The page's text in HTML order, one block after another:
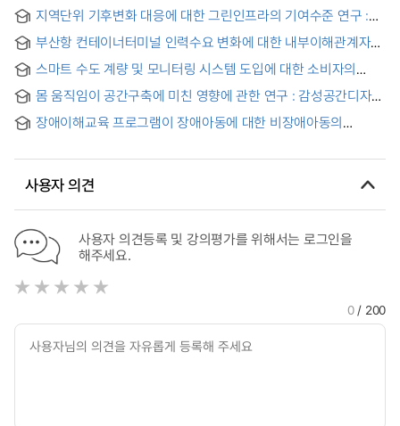
지역단위 기후변화 대응에 대한 그린인프라의 기여수준 연구 :
환경부 스마트그린도시 공모사업을 중심으로 = A Study on the
Contribution Level of Green Infrastructure to Climate
Change Response at Regional Level: Focusing on the
Ministry of Environment’s Smart Green City Project
부산항 컨테이너터미널 인력수요 변화에 대한 내부이해관계자
인식 연구 = A Study on the Recognition of Internal
Stakeholders for the Change of Manpower Demand in
Container Terminal of Busan Port
스마트 수도 계량 및 모니터링 시스템 도입에 대한 소비자의
지불의사액 추정 = Estimating the Consumers’ Willingness
to Pay for Introducing Smart Water Metering and
Monitoring System
몸 움직임이 공간구축에 미친 영향에 관한 연구 : 감성공간디자인
(GSD)을 중심으로 = A Study on the Influence of Body
Movement on the Space Construction
장애이해교육 프로그램이 장애아동에 대한 비장애아동의
사용자 의견
사용자 의견등록 및 강의평가를 위해서는 로그인을
해주세요.
0/ 200